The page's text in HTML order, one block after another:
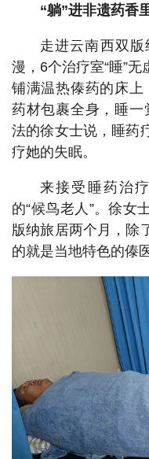
“躺”进非遗药香
走进云南西双
漫，6个治疗室“睡”
铺满温热傣药的床上
药材包裹全身，睡一
法的徐女士说，睡药
疗她的失眠。
来接受睡药治
的“候鸟老人”。徐女
版纳旅居两个月，除
的就是当地特色的傣